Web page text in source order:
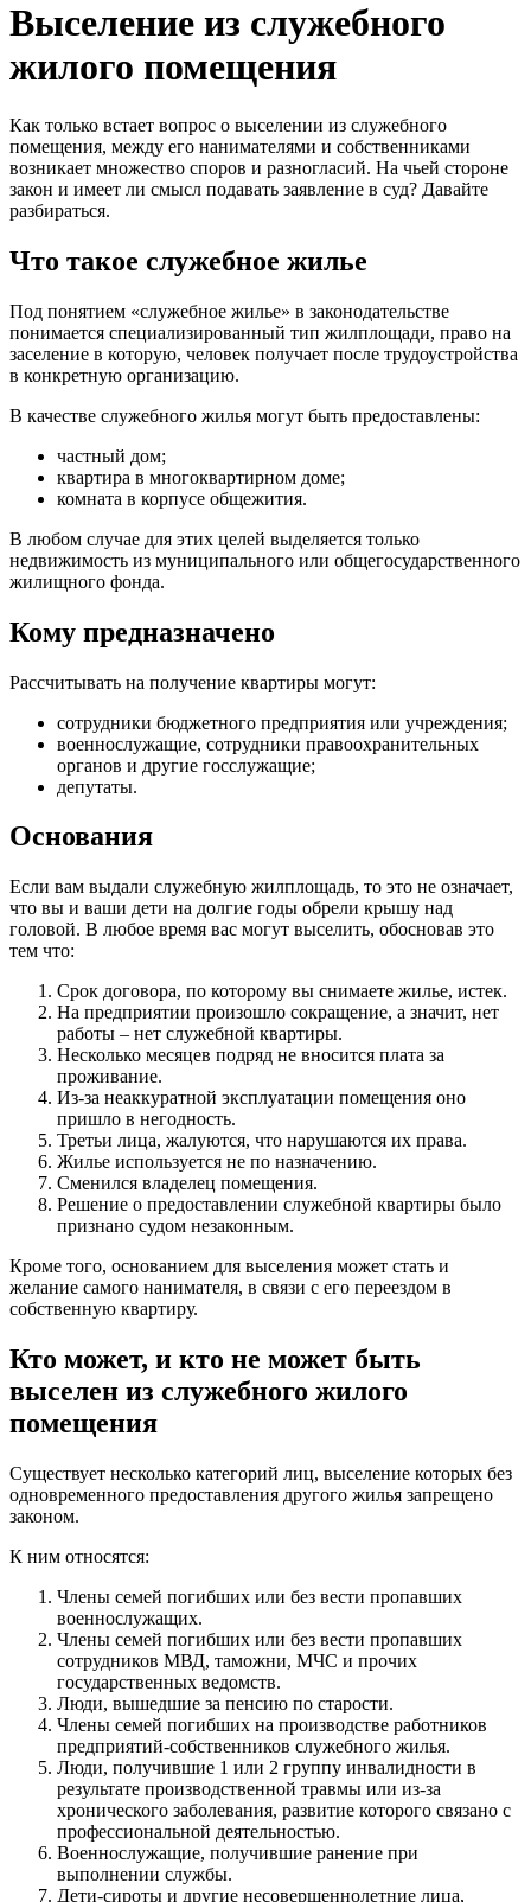
Выселение из служебного
жилого помещения
Как только встает вопрос о выселении из служебного
помещения, между его нанимателями и собственниками
возникает множество споров и разногласий. На чьей стороне
закон и имеет ли смысл подавать заявление в суд? Давайте
разбираться.
Что такое служебное жилье
Под понятием «служебное жилье» в законодательстве
понимается специализированный тип жилплощади, право на
заселение в которую, человек получает после трудоустройства
в конкретную организацию.
В качестве служебного жилья могут быть предоставлены:
частный дом;
квартира в многоквартирном доме;
комната в корпусе общежития.
В любом случае для этих целей выделяется только
недвижимость из муниципального или общегосударственного
жилищного фонда.
Кому предназначено
Рассчитывать на получение квартиры могут:
сотрудники бюджетного предприятия или учреждения;
военнослужащие, сотрудники правоохранительных
органов и другие госслужащие;
депутаты.
Основания
Если вам выдали служебную жилплощадь, то это не означает,
что вы и ваши дети на долгие годы обрели крышу над
головой. В любое время вас могут выселить, обосновав это
тем что:
Срок договора, по которому вы снимаете жилье, истек.
На предприятии произошло сокращение, а значит, нет
работы – нет служебной квартиры.
Несколько месяцев подряд не вносится плата за
проживание.
Из-за неаккуратной эксплуатации помещения оно
пришло в негодность.
Третьи лица, жалуются, что нарушаются их права.
Жилье используется не по назначению.
Сменился владелец помещения.
Решение о предоставлении служебной квартиры было
признано судом незаконным.
Кроме того, основанием для выселения может стать и
желание самого нанимателя, в связи с его переездом в
собственную квартиру.
Кто может, и кто не может быть
выселен из служебного жилого
помещения
Существует несколько категорий лиц, выселение которых без
одновременного предоставления другого жилья запрещено
законом.
К ним относятся:
Члены семей погибших или без вести пропавших
военнослужащих.
Члены семей погибших или без вести пропавших
сотрудников МВД, таможни, МЧС и прочих
государственных ведомств.
Люди, вышедшие за пенсию по старости.
Члены семей погибших на производстве работников
предприятий-собственников служебного жилья.
Люди, получившие 1 или 2 группу инвалидности в
результате производственной травмы или из-за
хронического заболевания, развитие которого связано с
профессиональной деятельностью.
Военнослужащие, получившие ранение при
выполнении службы.
Дети-сироты и другие несовершеннолетние лица,